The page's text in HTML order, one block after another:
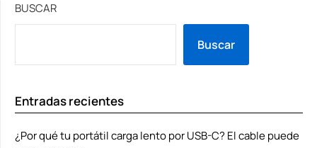
BUSCAR
Buscar
Entradas recientes
¿Por qué tu portátil carga lento por USB-C? El cable puede